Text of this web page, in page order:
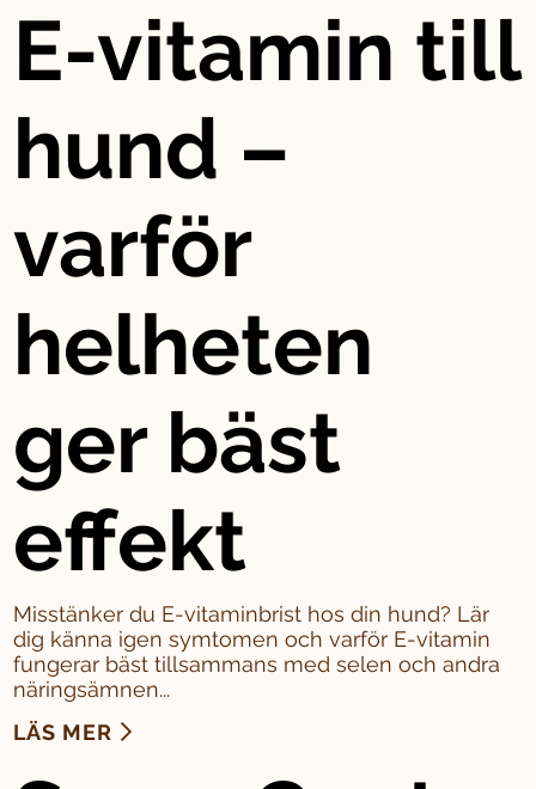
E-vitamin till
hund –
varför
helheten
ger bäst
effekt
Misstänker du E-vitaminbrist hos din hund? Lär
dig känna igen symtomen och varför E-vitamin
fungerar bäst tillsammans med selen och andra
näringsämnen...
LÄS MER